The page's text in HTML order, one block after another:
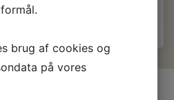
brug af cookies og
på vores